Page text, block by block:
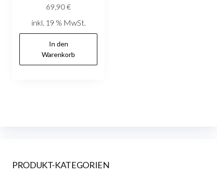
69,90€
inkl. 19 % MwSt.
In den
Warenkorb
PRODUKT-KATEGORIEN